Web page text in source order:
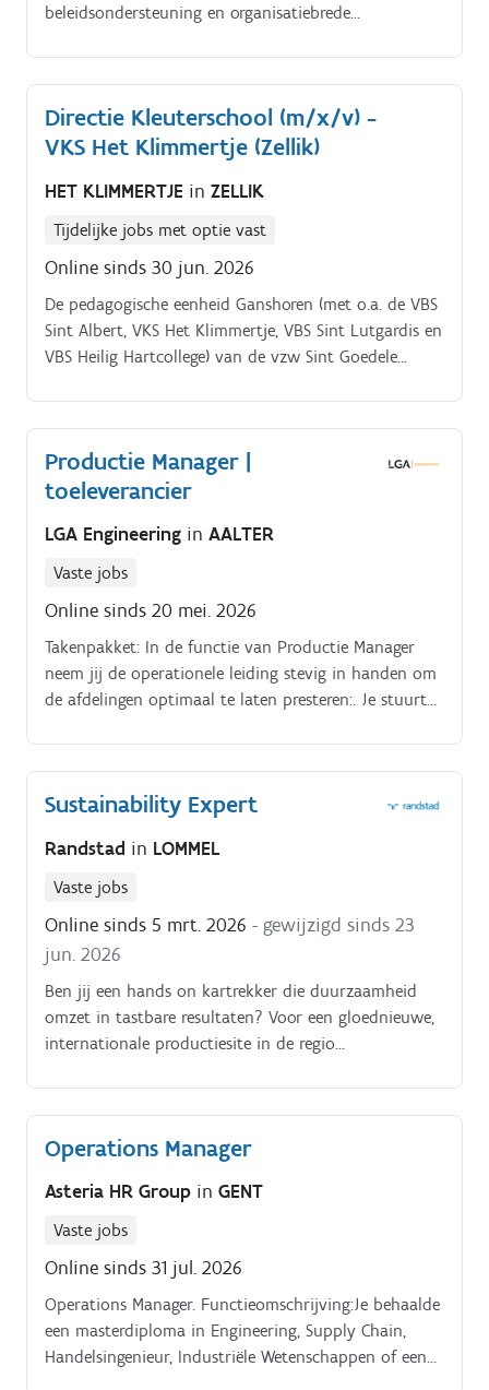
beleidsondersteuning en organisatiebrede
directeur.
Directie Kleuterschool (m/x/v) -
VKS Het Klimmertje (Zellik)
HET KLIMMERTJE in ZELLIK
Tijdelijke jobs met optie vast
Online sinds 30 jun. 2026
De pedagogische eenheid Ganshoren (met o.a. de VBS
Sint Albert, VKS Het Klimmertje, VBS Sint Lutgardis en
VBS Heilig Hartcollege) van de vzw Sint Goedele
die samen met een team van betrokken leerkrachten
bouwt aan een veilige, stimulerende leeromgeving
voor onze kleuters in Zellik.
Productie Manager |
toeleverancier
LGA Engineering in AALTER
Vaste jobs
Online sinds 20 mei. 2026
Takenpakket: In de functie van Productie Manager
neem jij de operationele leiding stevig in handen om
de afdelingen optimaal te laten presteren:. Je stuurt
worden.
Sustainability Expert
Randstad in LOMMEL
Vaste jobs
Online sinds 5 mrt. 2026 - gewijzigd sinds 23
jun. 2026
Ben jij een hands on kartrekker die duurzaamheid
omzet in tastbare resultaten? Voor een gloednieuwe,
internationale productiesite in de regio
alleen adviseert, maar ook implementeert.
Operations Manager
Asteria HR Group in GENT
Vaste jobs
Online sinds 31 jul. 2026
Operations Manager. Functieomschrijving:Je behaalde
een masterdiploma in Engineering, Supply Chain,
Handelsingenieur, Industriële Wetenschappen of een